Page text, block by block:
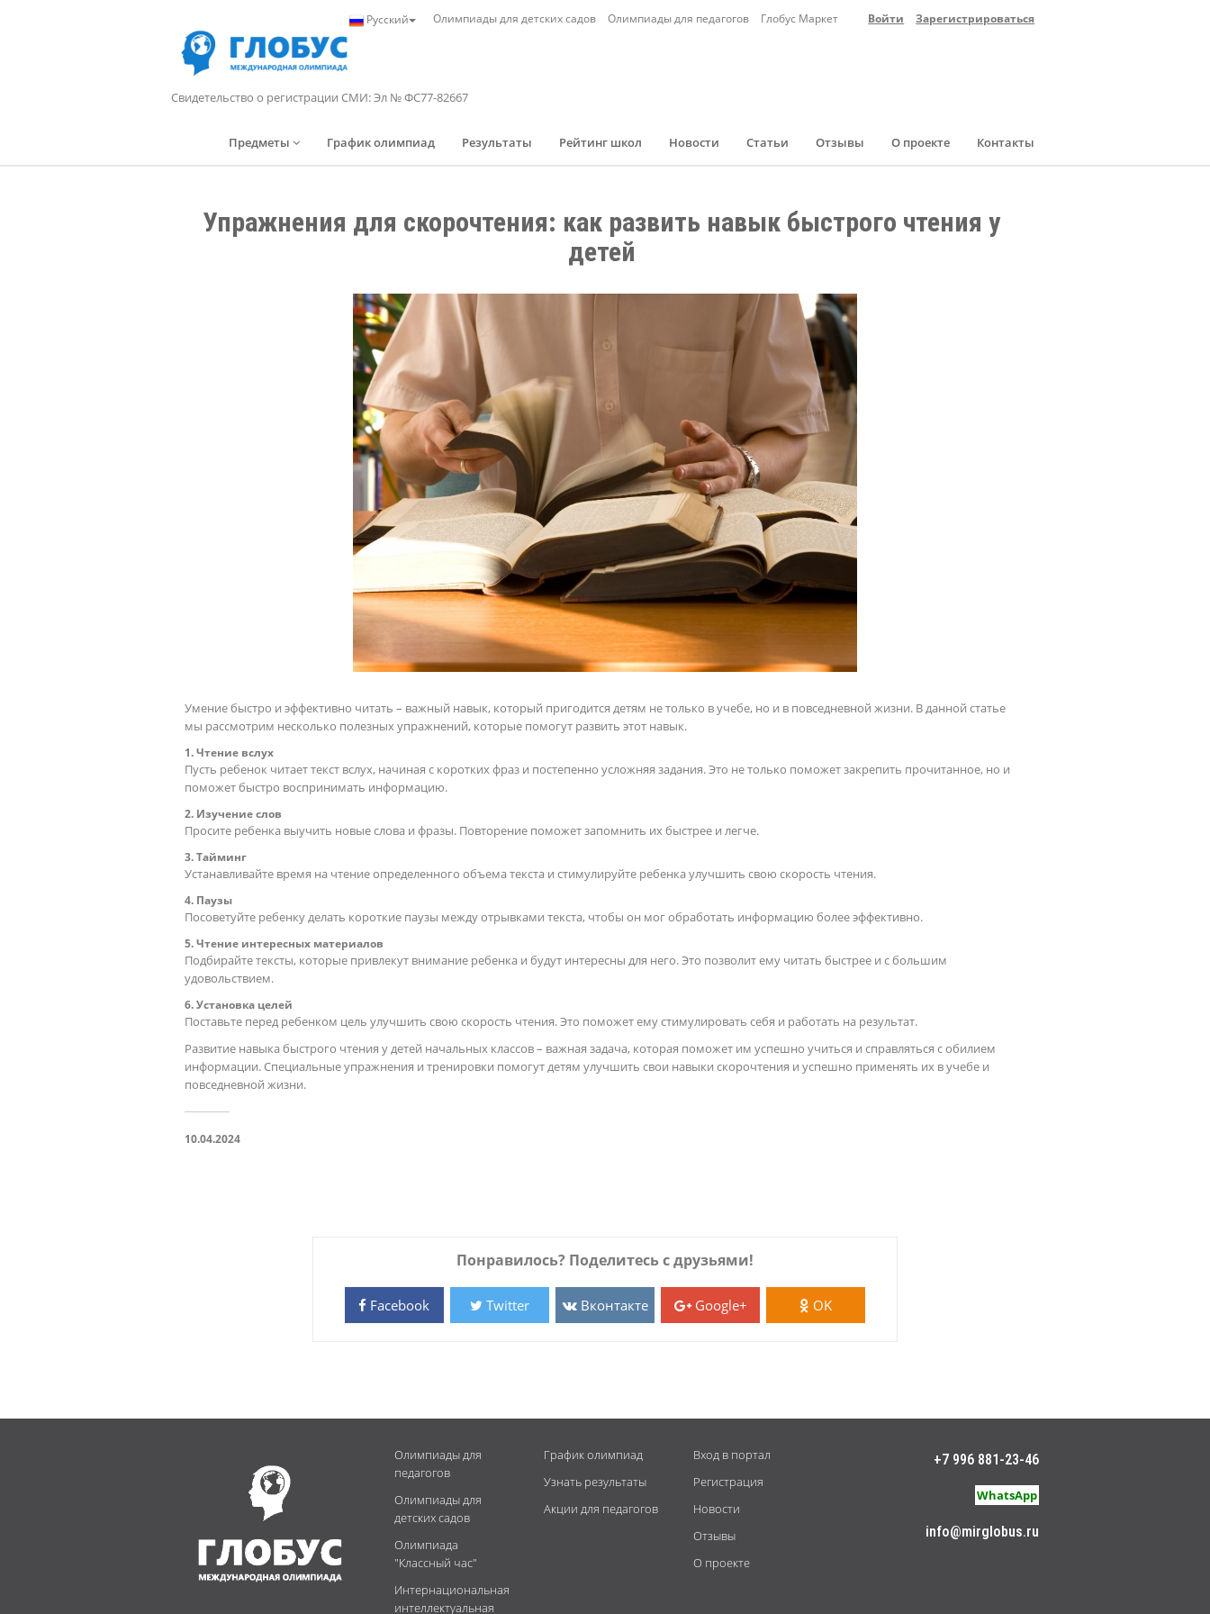
Русский Олимпиады для детских садов Олимпиады для педагогов Глобус Маркет Войти Зарегистрироваться
Свидетельство о регистрации СМИ: Эл № ФС77-82667
Предметы График олимпиад Результаты Рейтинг школ Новости Статьи Отзывы О проекте Контакты
Упражнения для скорочтения: как развить навык быстрого чтения у
детей
Умение быстро и эффективно читать – важный навык, который пригодится детям не только в учебе, но и в повседневной жизни. В данной статье
мы рассмотрим несколько полезных упражнений, которые помогут развить этот навык.
1. Чтение вслух
Пусть ребенок читает текст вслух, начиная с коротких фраз и постепенно усложняя задания. Это не только поможет закрепить прочитанное, но и
поможет быстро воспринимать информацию.
2. Изучение слов
Просите ребенка выучить новые слова и фразы. Повторение поможет запомнить их быстрее и легче.
3. Тайминг
Устанавливайте время на чтение определенного объема текста и стимулируйте ребенка улучшить свою скорость чтения.
4. Паузы
Посоветуйте ребенку делать короткие паузы между отрывками текста, чтобы он мог обработать информацию более эффективно.
5. Чтение интересных материалов
Подбирайте тексты, которые привлекут внимание ребенка и будут интересны для него. Это позволит ему читать быстрее и с большим
удовольствием.
6. Установка целей
Поставьте перед ребенком цель улучшить свою скорость чтения. Это поможет ему стимулировать себя и работать на результат.
Развитие навыка быстрого чтения у детей начальных классов – важная задача, которая поможет им успешно учиться и справляться с обилием
информации. Специальные упражнения и тренировки помогут детям улучшить свои навыки скорочтения и успешно применять их в учебе и
повседневной жизни.
10.04.2024
Понравилось? Поделитесь с друзьями!
Facebook Twitter Вконтакте Google+ OK
Олимпиады для
педагогов
Олимпиады для
детских садов
Олимпиада
"Классный час"
Интернациональная
интеллектуальная
График олимпиад
Узнать результаты
Акции для педагогов
Вход в портал
Регистрация
Новости
Отзывы
О проекте
+7 996 881-23-46
WhatsApp
info@mirglobus.ru